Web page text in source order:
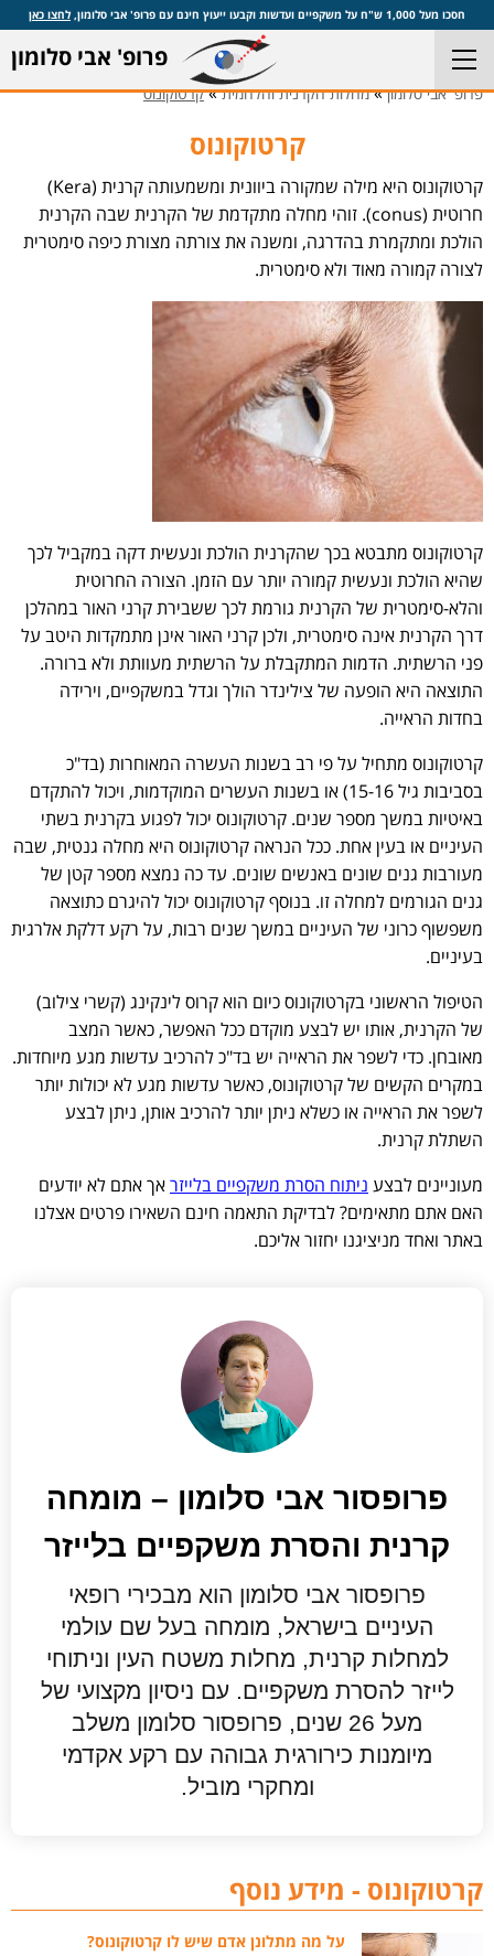
חסכו מעל 1,000 ש"ח על משקפיים ועדשות וקבעו ייעוץ חינם עם פרופ' אבי סלומון, לחצו כאן
פרופ' אבי סלומון
פרופ' אבי סלומון»מחלות הקרנית והלחמית»קרטוקונוס
קרטוקונוס
קרטוקונוס היא מילה שמקורה ביוונית ומשמעותה קרנית (Kera)
חרוטית (conus). זוהי מחלה מתקדמת של הקרנית שבה הקרנית
הולכת ומתקמרת בהדרגה, ומשנה את צורתה מצורת כיפה סימטרית
לצורה קמורה מאוד ולא סימטרית.
קרטוקונוס מתבטא בכך שהקרנית הולכת ונעשית דקה במקביל לכך
שהיא הולכת ונעשית קמורה יותר עם הזמן. הצורה החרוטית
והלא-סימטרית של הקרנית גורמת לכך ששבירת קרני האור במהלכן
דרך הקרנית אינה סימטרית, ולכן קרני האור אינן מתמקדות היטב על
פני הרשתית. הדמות המתקבלת על הרשתית מעוותת ולא ברורה.
התוצאה היא הופעה של צילינדר הולך וגדל במשקפיים, וירידה
בחדות הראייה.
קרטוקונוס מתחיל על פי רב בשנות העשרה המאוחרות (בד"כ
בסביבות גיל 15-16) או בשנות העשרים המוקדמות, ויכול להתקדם
באיטיות במשך מספר שנים. קרטוקונוס יכול לפגוע בקרנית בשתי
העיניים או בעין אחת. ככל הנראה קרטוקונוס היא מחלה גנטית, שבה
מעורבות גנים שונים באנשים שונים. עד כה נמצא מספר קטן של
גנים הגורמים למחלה זו. בנוסף קרטוקונוס יכול להיגרם כתוצאה
משפשוף כרוני של העיניים במשך שנים רבות, על רקע דלקת אלרגית
בעיניים.
הטיפול הראשוני בקרטוקונוס כיום הוא קרוס לינקינג (קשרי צילוב)
של הקרנית, אותו יש לבצע מוקדם ככל האפשר, כאשר המצב
מאובחן. כדי לשפר את הראייה יש בד"כ להרכיב עדשות מגע מיוחדות.
במקרים הקשים של קרטוקונוס, כאשר עדשות מגע לא יכולות יותר
לשפר את הראייה או כשלא ניתן יותר להרכיב אותן, ניתן לבצע
השתלת קרנית.
מעוניינים לבצע ניתוח הסרת משקפיים בלייזראך אתם לא יודעים
האם אתם מתאימים? לבדיקת התאמה חינם השאירו פרטים אצלנו
באתר ואחד מניציגנו יחזור אליכם.
פרופסור אבי סלומון – מומחה
קרנית והסרת משקפיים בלייזר
פרופסור אבי סלומון הוא מבכירי רופאי
העיניים בישראל, מומחה בעל שם עולמי
למחלות קרנית, מחלות משטח העין וניתוחי
לייזר להסרת משקפיים. עם ניסיון מקצועי של
מעל 26 שנים, פרופסור סלומון משלב
מיומנות כירורגית גבוהה עם רקע אקדמי
ומחקרי מוביל.
קרטוקונוס - מידע נוסף
על מה מתלונן אדם שיש לו קרטוקונוס?